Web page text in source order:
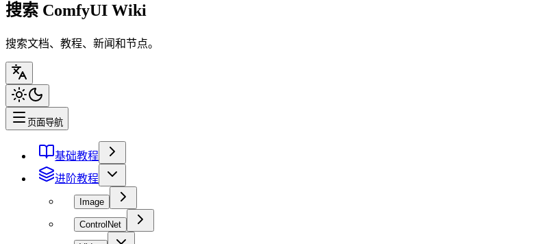
搜索 ComfyUI Wiki
搜索文档、教程、新闻和节点。
页面导航
基础教程
进阶教程
Image
ControlNet